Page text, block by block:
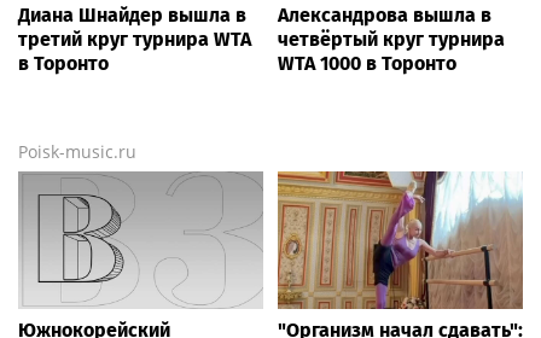
Диана Шнайдер вышла в
третий круг турнира WTA
в Торонто
Александрова вышла в
четвёртый круг турнира
WTA 1000 в Торонто
Poisk-music.ru
Южнокорейский
"Организм начал сдавать":